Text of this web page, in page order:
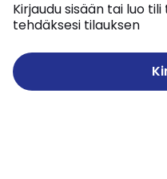
Kirjaudu sisään tai luo
tehdäksesi tilauksen